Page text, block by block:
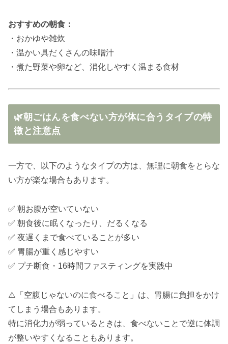
おすすめの朝食：
・おかゆや雑炊
・温かい具だくさんの味噌汁
・煮た野菜や卵など、消化しやすく温まる食材
🌿朝ごはんを食べない方が体に合うタイプの特
徴と注意点
一方で、以下のようなタイプの方は、無理に朝食をとらな
い方が楽な場合もあります。
✅ 朝お腹が空いていない
✅ 朝食後に眠くなったり、だるくなる
✅ 夜遅くまで食べていることが多い
✅ 胃腸が重く感じやすい
✅ プチ断食・16時間ファスティングを実践中
⚠️「空腹じゃないのに食べること」は、胃腸に負担をかけ
てしまう場合もあります。
特に消化力が弱っているときは、食べないことで逆に体調
が整いやすくなることもあります。